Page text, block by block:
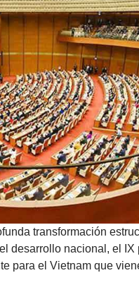
transformación
desarrollo nacional, el
para el Vietnam que